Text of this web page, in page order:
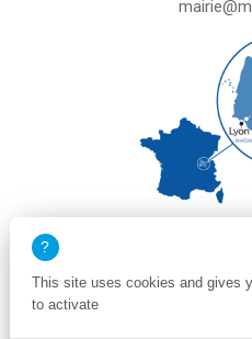
le vendredi de 8h30 à
un samedi matin sur
This site uses cookies and gives
to activate